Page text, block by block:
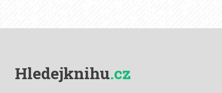
Hledejknihu.cz